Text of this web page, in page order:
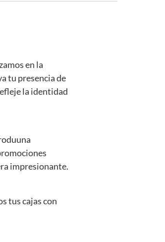
en la
tu presencia de
la identidad
impresionante.
tus cajas con